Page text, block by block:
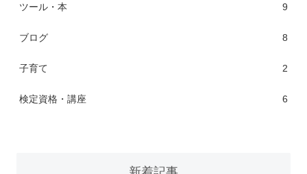
ツール・本 9
ブログ 8
子育て 2
検定資格・講座 6